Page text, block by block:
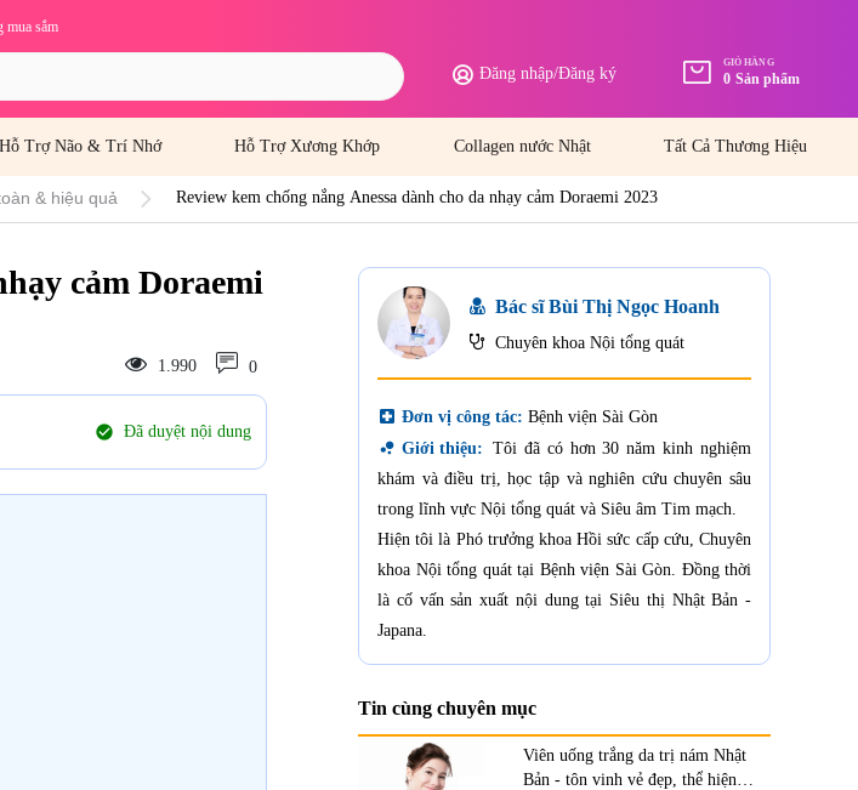
mua sắm
Đăng nhập/Đăng ký
GIỎ HÀNG
0 Sản phẩm
Hỗ Trợ Não & Trí Nhớ Hỗ Trợ Xương Khớp Collagen nước Nhật Tất Cả Thương Hiệu
& hiệu quả Review kem chống nắng Anessa dành cho da nhạy cảm Doraemi 2023
cảm Doraemi
1.990 0
check_circle Đã duyệt nội dung
Bác sĩ Bùi Thị Ngọc Hoanh
Chuyên khoa Nội tổng quát
local_hospital Đơn vị công tác: Bệnh viện Sài Gòn
bubble_chart Giới thiệu: Tôi đã có hơn 30 năm kinh nghiệm
khám và điều trị, học tập và nghiên cứu chuyên sâu
trong lĩnh vực Nội tổng quát và Siêu âm Tim mạch.
Hiện tôi là Phó trưởng khoa Hồi sức cấp cứu, Chuyên
khoa Nội tổng quát tại Bệnh viện Sài Gòn. Đồng thời
là cố vấn sản xuất nội dung tại Siêu thị Nhật Bản -
Japana.
Tin cùng chuyên mục
Viên uống trắng da trị nám Nhật
Bản - tôn vinh vẻ đẹp, thể hiện